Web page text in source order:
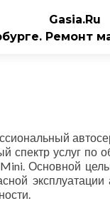
Gasia.Ru
Ремонт
спектр услуг по
Основной